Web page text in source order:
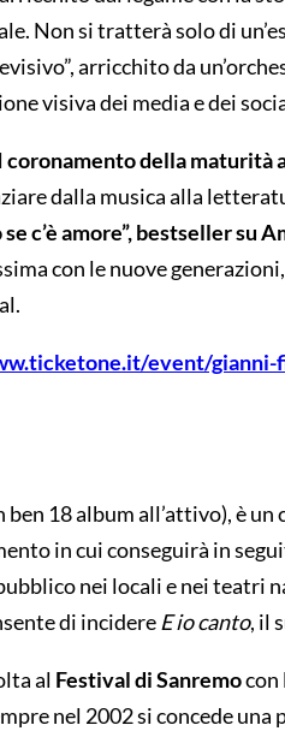
Non si tratterà solo di
arricchito da
visiva dei media e dei
coronamento della maturità
dalla musica alla
c’è amore”, bestseller su
con le nuove
event/gianni-
ben 18 album all’attivo), è
in cui conseguirà in
nei locali e nei teatri
di incidere E io canto, il
al Festival di Sanremocon
nel 2002 si concede una